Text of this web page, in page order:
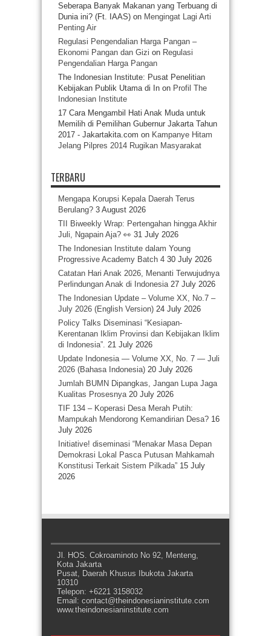
Seberapa Banyak Makanan yang Terbuang di
Dunia ini? (Ft. IAAS) on Mengingat Lagi Arti
Penting Air
Regulasi Pengendalian Harga Pangan –
Ekonomi Pangan dan Gizi on Regulasi
Pengendalian Harga Pangan
The Indonesian Institute: Pusat Penelitian
Kebijakan Publik Utama di In on Profil The
Indonesian Institute
17 Cara Mengambil Hati Anak Muda untuk
Memilih di Pemilihan Gubernur Jakarta Tahun
2017 - Jakartakita.com on Kampanye Hitam
Jelang Pilpres 2014 Rugikan Masyarakat
TERBARU
Mengapa Korupsi Kepala Daerah Terus
Berulang? 3 August 2026
TII Biweekly Wrap: Pertengahan hingga Akhir
Juli, Ngapain Aja? 👀 31 July 2026
The Indonesian Institute dalam Young
Progressive Academy Batch 4 30 July 2026
Catatan Hari Anak 2026, Menanti Terwujudnya
Perlindungan Anak di Indonesia 27 July 2026
The Indonesian Update – Volume XX, No.7 –
July 2026 (English Version) 24 July 2026
Policy Talks Diseminasi “Kesiapan-
Kerentanan Iklim Provinsi dan Kebijakan Iklim
di Indonesia”. 21 July 2026
Update Indonesia — Volume XX, No. 7 — Juli
2026 (Bahasa Indonesia) 20 July 2026
Jumlah BUMN Dipangkas, Jangan Lupa Jaga
Kualitas Prosesnya 20 July 2026
TIF 134 – Koperasi Desa Merah Putih:
Mampukah Mendorong Kemandirian Desa? 16
July 2026
Initiative! diseminasi “Menakar Masa Depan
Demokrasi Lokal Pasca Putusan Mahkamah
Konstitusi Terkait Sistem Pilkada” 15 July
2026
Jl. HOS. Cokroaminoto No 92, Menteng,
Kota Jakarta
Pusat, Daerah Khusus Ibukota Jakarta
10310
Telepon: +6221 3158032
Email: contact@theindonesianinstitute.com
www.theindonesianinstitute.com